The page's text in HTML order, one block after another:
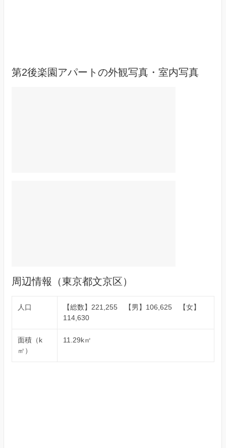
第2後楽園アパートの外観写真・室内写真
周辺情報（東京都文京区）
人口
【総数】221,255 【男】106,625 【女】
114,630
面積（k
㎡）
11.29k㎡